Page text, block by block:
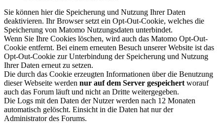
Sie können hier die Speicherung und Nutzung Ihrer Daten
deaktivieren. Ihr Browser setzt ein Opt-Out-Cookie, welches die
Speicherung von Matomo Nutzungsdaten unterbindet.
Wenn Sie Ihre Cookies löschen, wird auch das Matomo Opt-Out-
Cookie entfernt. Bei einem erneuten Besuch unserer Website ist das
Opt-Out-Cookie zur Unterbindung der Speicherung und Nutzung
Ihrer Daten erneut zu setzen.
Die durch das Cookie erzeugten Informationen über die Benutzung
dieser Webseite werden nur auf dem Server gespeichert worauf
auch das Forum läuft und nicht an Dritte weitergegeben.
Die Logs mit den Daten der Nutzer werden nach 12 Monaten
automatisch gelöscht. Einsicht in die Daten hat nur der
Administrator des Forums.